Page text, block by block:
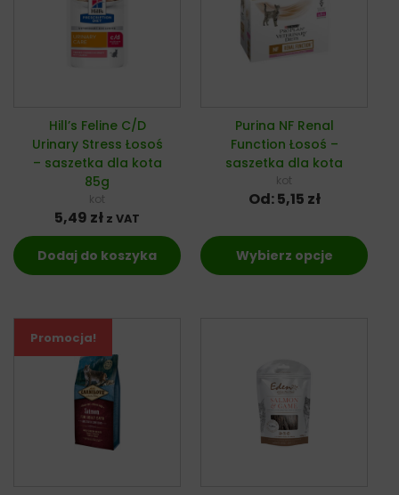
Hill’s Feline C/D
Urinary Stress Łosoś
– saszetka dla kota
85g
kot
5,49 zł z VAT
Dodaj do koszyka
Purina NF Renal
Function Łosoś –
saszetka dla kota
kot
Od:5,15 zł
Wybierz opcje
Promocja!